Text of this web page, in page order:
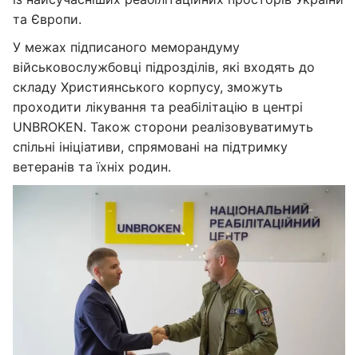
та Європи.
У межах підписаного меморандуму
військовослужбовці підрозділів, які входять до
складу Християнського корпусу, зможуть
проходити лікування та реабілітацію в центрі
UNBROKEN. Також сторони реалізовуватимуть
спільні ініціативи, спрямовані на підтримку
ветеранів та їхніх родин.